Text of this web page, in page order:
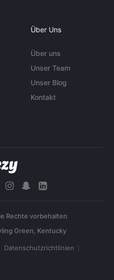
Über Uns
Über uns
Unser Team
Unser Blog
Kontakt
Rechte vorbehalten
Datenschutzrichtlinien